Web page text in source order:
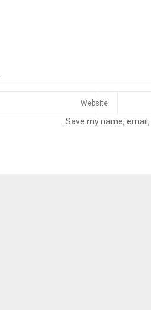
Save my name,